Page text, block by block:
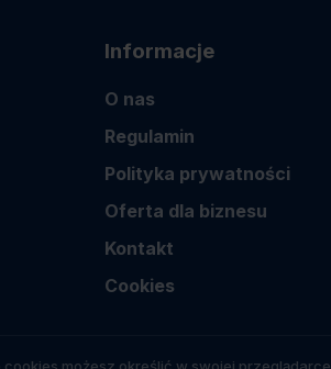
Informacje
O nas
Regulamin
Polityka prywatności
Oferta dla biznesu
Kontakt
Cookies